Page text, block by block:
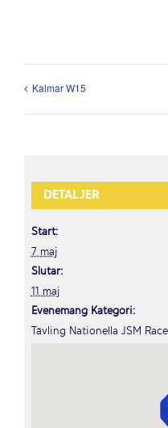
Kalmar W15
DETALJER
Start:
7 maj
Slutar:
11 maj
Evenemang Kategori:
Tävling Nationella JSM Race